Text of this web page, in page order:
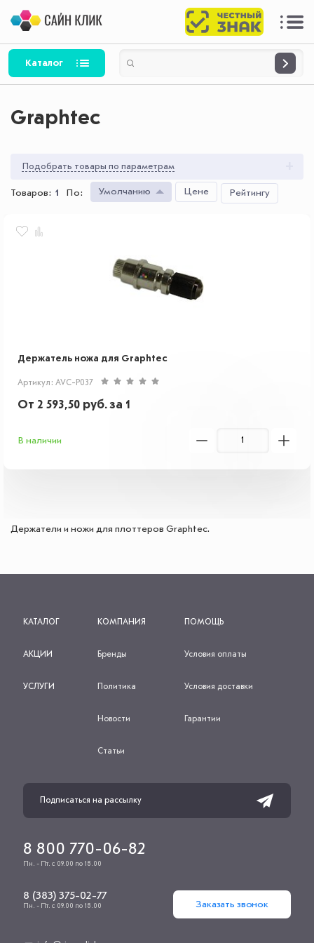
Каталог
Graphtec
Подобрать товары по параметрам
Товаров: 1 По: Умолчанию Цене Рейтингу
Держатель ножа для Graphtec
Артикул: AVC-P037
От 2 593,50 руб.за 1
В наличии
Держатели и ножи для плоттеров Graphtec.
КАТАЛОГ
АКЦИИ
УСЛУГИ
КОМПАНИЯ
Бренды
Политика
Новости
Статьи
ПОМОЩЬ
Условия оплаты
Условия доставки
Гарантии
8 800 770-06-82
Пн. - Пт. с 09.00 по 18.00
8 (383) 375-02-77
Пн. - Пт. с 09.00 по 18.00 Заказать звонок